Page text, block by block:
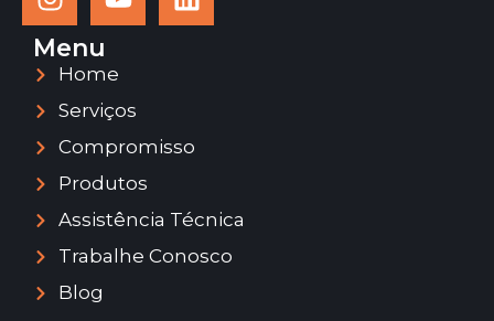
Menu
Home
Serviços
Compromisso
Produtos
Assistência Técnica
Trabalhe Conosco
Blog